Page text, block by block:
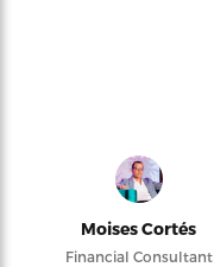
Moises Cortés
Financial Consultant